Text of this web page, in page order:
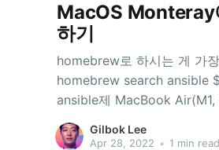
MacOS Monteray
하기
homebrew로 하시는 게 가
homebrew search ansible
ansible제 MacBook
16G)에서 설치시간이 14분
homebrew가 설치되어 있지
Gilbok Lee
Apr 28, 2022 • 1 min read